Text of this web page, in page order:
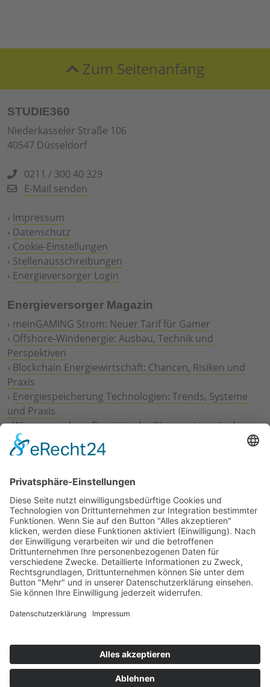
Zum Seitenanfang
STUDIE360
Niederkasseler Straße 106
40547 Düsseldorf
0211 / 300 40 329
E-Mail senden
› Impressum
› Datenschutz
› Cookie-Einstellungen
› Stellenausschreibungen
› Energieversorger Login
Energieversorger Magazin
› meinGAMING Strom: Neuer Tarif für Gamer
› Offshore-Windenergie: Ausbau, Technik und
Perspektiven
› Blockchain Energiewirtschaft: Chancen, Risiken und
Praxis
› Energiespeicherung Technologien: Trends, Systeme
und Praxis
›Wie erneuerbare Energien das Stromnetz verändern
Digitalisierung Energiewirtschaft: Effizienz, Netze und
Prozesse
Geschäftsmodelle
›Vorstandswechsel Westenergie: Böddeling übernimmt
befristet
›Wasserstoff-Hochlauf: Dialog, Infrastruktur und
konkrete Schritte
›Solaranlage Regenbogenfarben: FC St. Pauli und
LichtBlick installieren erste weltweite Anlage
Jetzt an der STUDIE360 teilnehmen
Wir möchten Transparenz mit einheitlichen Kriterien
kostenlose Teilnahme wichtig. Die Ergebnisse werden
umgehend nach Teilnahme und Auswertung auf
unserer Webseite zur Verfügung gestellt.